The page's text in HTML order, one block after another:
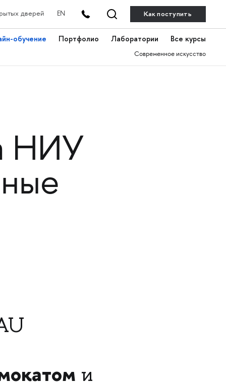
дверей EN Как поступить
обучение Портфолио Лаборатории Все курсы
Современное искусство
НИУ
и